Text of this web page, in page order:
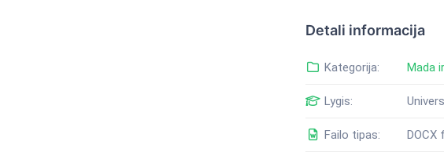
Detali informacija
Kategorija: Mada
Lygis:
Failo tipas: DOCX